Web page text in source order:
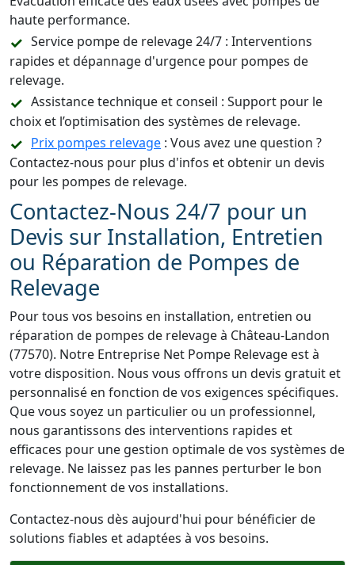
haute performance.
Service pompe de relevage 24/7 : Interventions
rapides et dépannage d'urgence pour pompes de
relevage.
Assistance technique et conseil : Support pour le
choix et l’optimisation des systèmes de relevage.
Prix pompes relevage : Vous avez une question ?
Contactez-nous pour plus d'infos et obtenir un devis
pour les pompes de relevage.
Contactez-Nous 24/7 pour un
Devis sur Installation, Entretien
ou Réparation de Pompes de
Relevage
Pour tous vos besoins en installation, entretien ou
réparation de pompes de relevage à Château-Landon
(77570). Notre Entreprise Net Pompe Relevage est à
votre disposition. Nous vous offrons un devis gratuit et
personnalisé en fonction de vos exigences spécifiques.
Que vous soyez un particulier ou un professionnel,
nous garantissons des interventions rapides et
efficaces pour une gestion optimale de vos systèmes de
relevage. Ne laissez pas les pannes perturber le bon
fonctionnement de vos installations.
Contactez-nous dès aujourd'hui pour bénéficier de
solutions fiables et adaptées à vos besoins.